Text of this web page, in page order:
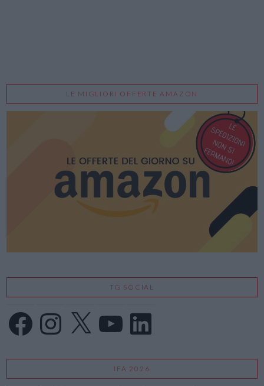
LE MIGLIORI OFFERTE AMAZON
TG SOCIAL
FacebookInstagram
X LinkedIn
IFA 2026